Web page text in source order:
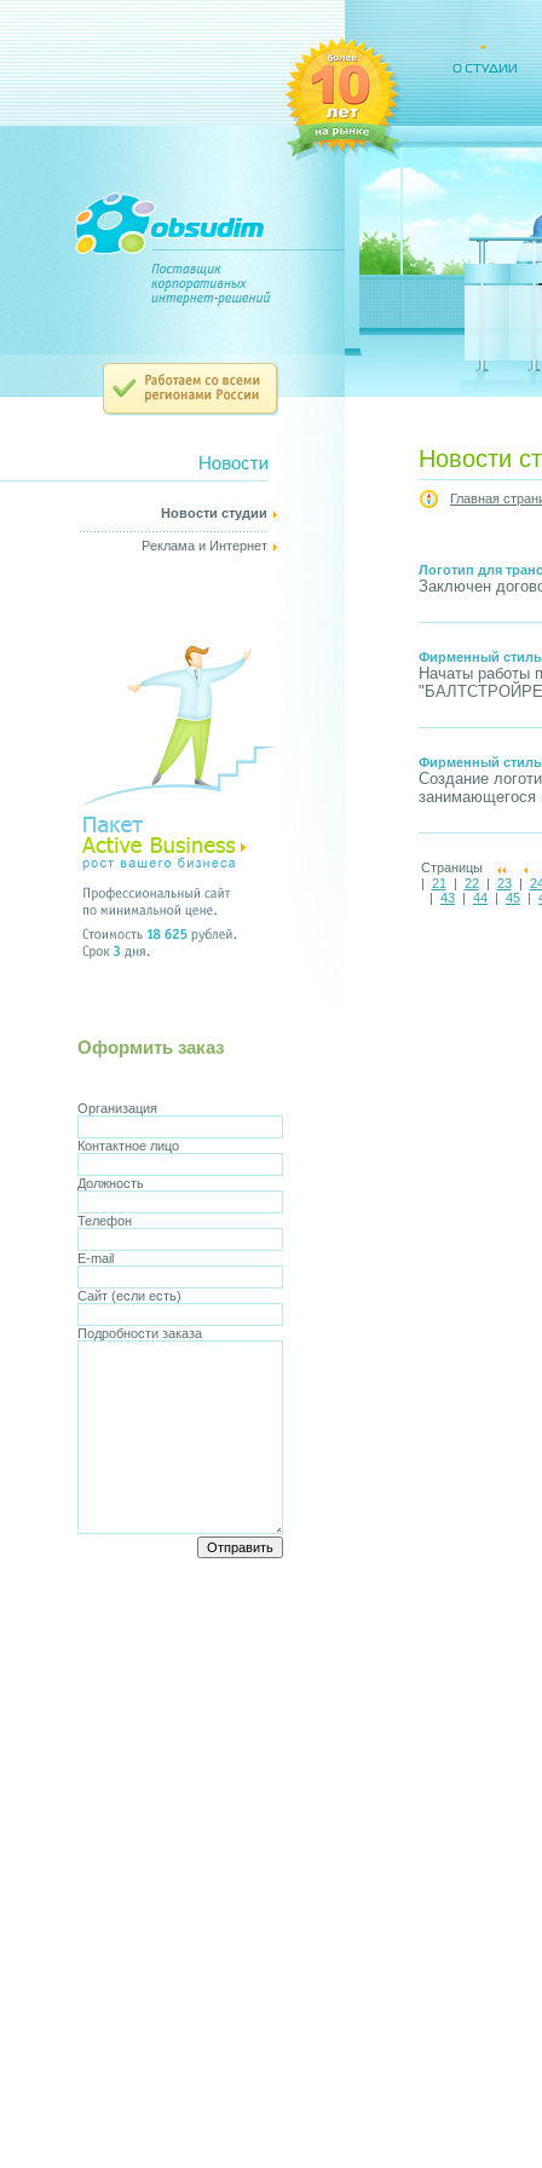
Новости студии
Реклама и Интернет
Оформить заказ
Организация
Контактное лицо
Должность
Телефон
E-mail
Сайт (если есть)
Подробности заказа
Новости
Главная
Логотип для
Заключен
Фирменный
Начаты работы
Фирменный стиль
Создание
занимающегося
Страницы
| 21 | 22| 23|
| 43 | 44 | 45 |